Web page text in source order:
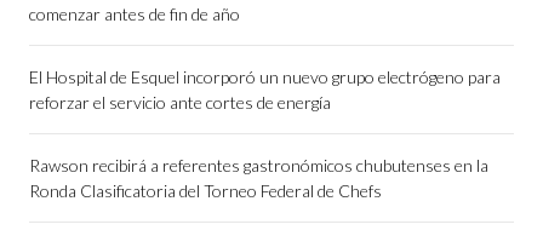
comenzar antes de fin de año
El Hospital de Esquel incorporó un nuevo grupo electrógeno para
reforzar el servicio ante cortes de energía
Rawson recibirá a referentes gastronómicos chubutenses en la
Ronda Clasificatoria del Torneo Federal de Chefs